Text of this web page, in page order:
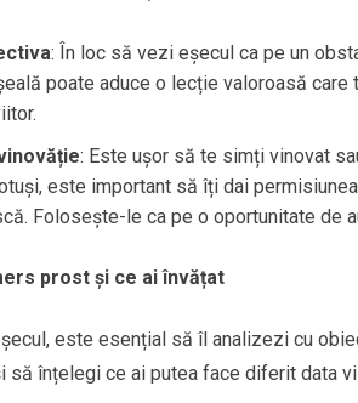
: În loc să vezi eșecul ca pe un
poate aduce o lecție valoroasă
: Este ușor să te simți vinovat
este important să îți dai
Folosește-le ca pe o oportunitate de
prost și ce ai învățat
este esențial să îl analizezi cu
să înțelegi ce ai putea face diferit data